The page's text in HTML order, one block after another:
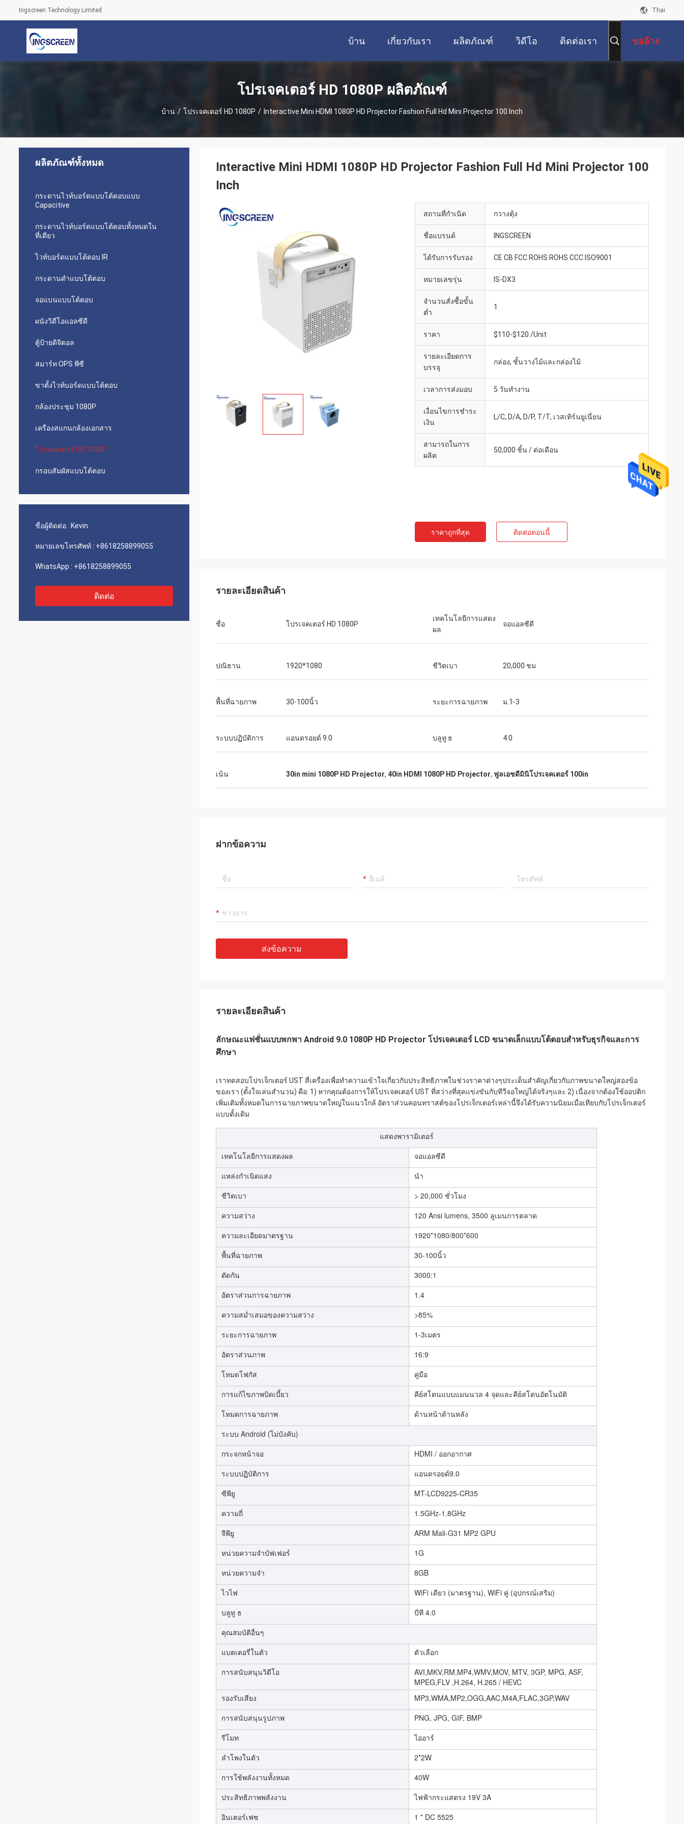
Ingscreen Technology Limited Thai
บ้าน เกี่ยวกับเรา ผลิตภัณฑ์ วิดีโอ ติดต่อเรา ขออ้าง
โปรเจคเตอร์ HD 1080P ผลิตภัณฑ์
บ้าน / โปรเจคเตอร์ HD 1080P / Interactive Mini HDMI 1080P HD Projector Fashion Full Hd Mini Projector 100 Inch
ผลิตภัณฑ์ทั้งหมด
กระดานไวท์บอร์ดแบบโต้ตอบแบบ
Capacitive
กระดานไวท์บอร์ดแบบโต้ตอบทั้งหมดใน
ที่เดียว
ไวท์บอร์ดแบบโต้ตอบ IR
กระดานดำแบบโต้ตอบ
จอแบนแบบโต้ตอบ
ผนังวิดีโอแอลซีดี
ตู้ป้ายดิจิตอล
สมาร์ท OPS พีซี
ขาตั้งไวท์บอร์ดแบบโต้ตอบ
กล้องประชุม 1080P
เครื่องสแกนกล้องเอกสาร
โปรเจคเตอร์ HD 1080P
กรอบสัมผัสแบบโต้ตอบ
ชื่อผู้ติดต่อ : Kevin
หมายเลขโทรศัพท์ : +8618258899055
WhatsApp : +8618258899055
ติดต่อ
Interactive Mini HDMI 1080P HD Projector Fashion Full Hd Mini Projector 100
Inch
สถานที่กำเนิด กวางตุ้ง
ชื่อแบรนด์ INGSCREEN
ได้รับการรับรอง CE CB FCC ROHS ROHS CCC ISO9001
หมายเลขรุ่น IS-DX3
จำนวนสั่งซื้อขั้น
ต่ำ
1
ราคา $110-$120 /Unit
รายละเอียดการ
บรรจุ
กล่อง, ชั้นวางไม้และกล่องไม้
เวลาการส่งมอบ 5 วันทำงาน
เงื่อนไขการชำระ
เงิน
L/C, D/A, D/P, T/T, เวสเทิร์นยูเนี่ยน
สามารถในการ
ผลิต
50,000 ชิ้น / ต่อเดือน
ราคาถูกที่สุด ติดต่อตอนนี้
รายละเอียดสินค้า
ชื่อ โปรเจคเตอร์ HD 1080P
เทคโนโลยีการแสดง
ผล
จอแอลซีดี
ปณิธาน 1920*1080 ชีวิตเบา 20,000 ชม
พื้นที่ฉายภาพ 30-100นิ้ว ระยะการฉายภาพ ม.1-3
ระบบปฏิบัติการ แอนดรอยด์ 9.0 บลูทู ธ 4.0
เน้น 30in mini 1080P HD Projector, 40in HDMI 1080P HD Projector, ฟูลเอชดีมินิโปรเจคเตอร์ 100in
ฝากข้อความ
ส่งข้อความ
รายละเอียดสินค้า
ลักษณะแฟชั่นแบบพกพา Android 9.0 1080P HD Projector โปรเจคเตอร์ LCD ขนาดเล็กแบบโต้ตอบสำหรับธุรกิจและการ
ศึกษา
เราทดสอบโปรเจ็กเตอร์ UST สี่เครื่องเพื่อทำความเข้าใจเกี่ยวกับประสิทธิภาพในช่วงราคาต่างๆประเด็นสำคัญเกี่ยวกับภาพขนาดใหญ่สองข้อ
ของเรา (ตั้งใจเล่นสำนวน) คือ: 1) หากคุณต้องการให้โปรเจคเตอร์ UST ที่สว่างที่สุดแข่งขันกับทีวีจอใหญ่ได้จริงๆและ 2) เนื่องจากต้องใช้ออปติก
เพิ่มเติมทั้งหมดในการฉายภาพขนาดใหญ่ในแนวใกล้ อัตราส่วนคอนทราสต์ของโปรเจ็กเตอร์เหล่านี้จึงได้รับความนิยมเมื่อเทียบกับโปรเจ็กเตอร์
แบบดั้งเดิม
แสดงพารามิเตอร์
เทคโนโลยีการแสดงผล
จอแอลซีดี
แหล่งกำเนิดแสง
นำ
ชีวิตเบา
> 20,000 ชั่วโมง
ความสว่าง
120 Ansi lumens, 3500 ลูเมนการตลาด
ความละเอียดมาตรฐาน
1920*1080/800*600
พื้นที่ฉายภาพ
30-100นิ้ว
ตัดกัน
3000:1
อัตราส่วนการฉายภาพ
1.4
ความสม่ำเสมอของความสว่าง
>85%
ระยะการฉายภาพ
1-3เมตร
อัตราส่วนภาพ
16:9
โหมดโฟกัส
คู่มือ
การแก้ไขภาพบิดเบี้ยว
คีย์สโตนแบบแมนนวล 4 จุดและคีย์สโตนอัตโนมัติ
โหมดการฉายภาพ
ด้านหน้าด้านหลัง
ระบบ Android (ไม่บังคับ)
กระจกหน้าจอ
HDMI / ออกอากาศ
ระบบปฏิบัติการ
แอนดรอยด์9.0
ซีพียู
MT-LCD9225-CR35
ความถี่
1.5GHz-1.8GHz
จีพียู
ARM Mali-G31 MP2 GPU
หน่วยความจำบัฟเฟอร์
1G
หน่วยความจำ
8GB
ไวไฟ
WiFi เดียว (มาตรฐาน), WiFi คู่ (อุปกรณ์เสริม)
บลูทู ธ
บีที 4.0
คุณสมบัติอื่นๆ
แบตเตอรี่ในตัว
ตัวเลือก
การสนับสนุนวิดีโอ
AVI,MKV,RM,MP4,WMV,MOV, MTV, 3GP, MPG, ASF,
MPEG,FLV ,H.264, H.265 / HEVC
รองรับเสียง
MP3,WMA,MP2,OGG,AAC,M4A,FLAC,3GP,WAV
การสนับสนุนรูปภาพ
PNG, JPG, GIF, BMP
รีโมท
ไออาร์
ลำโพงในตัว
2*2W
การใช้พลังงานทั้งหมด
40W
ประสิทธิภาพพลังงาน
ไฟฟ้ากระแสตรง 19V 3A
อินเตอร์เฟซ
1 * DC 5525